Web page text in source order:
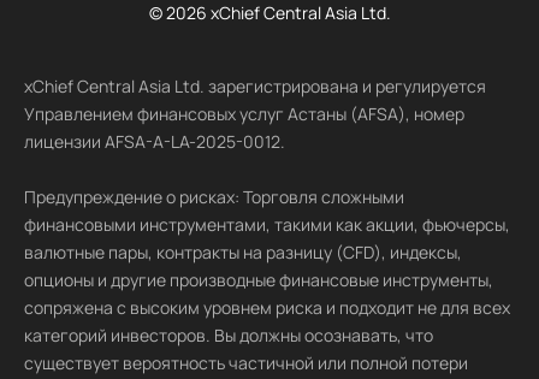
© 2026 xChief Central Asia Ltd.
xChief Central Asia Ltd. зарегистрирована и регулируется
Управлением финансовых услуг Астаны (AFSA), номер
лицензии AFSA-A-LA-2025-0012.
Предупреждение о рисках: Торговля сложными
финансовыми инструментами, такими как акции, фьючерсы,
валютные пары, контракты на разницу (CFD), индексы,
опционы и другие производные финансовые инструменты,
сопряжена с высоким уровнем риска и подходит не для всех
категорий инвесторов. Вы должны осознавать, что
существует вероятность частичной или полной потери